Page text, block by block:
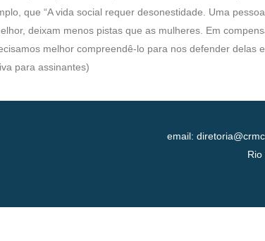
que “A vida social requer desonestidade. Uma
deixam menos pistas que as mulheres. Em
melhor compreendê-lo para nos defender delas
para assinantes)
email:
Rio